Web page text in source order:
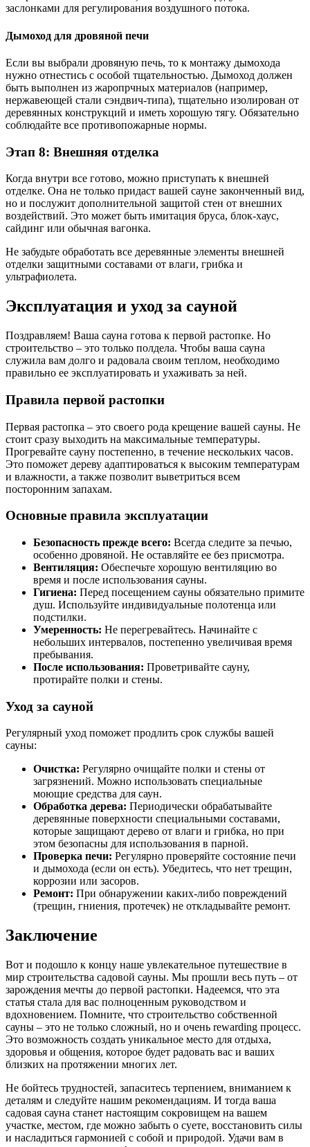
заслонками для регулирования воздушного потока.
Дымоход для дровяной печи
Если вы выбрали дровяную печь, то к монтажу дымохода
нужно отнестись с особой тщательностью. Дымоход должен
быть выполнен из жаропрчных материалов (например,
нержавеющей стали сэндвич-типа), тщательно изолирован от
деревянных конструкций и иметь хорошую тягу. Обязательно
соблюдайте все противопожарные нормы.
Этап 8: Внешняя отделка
Когда внутри все готово, можно приступать к внешней
отделке. Она не только придаст вашей сауне законченный вид,
но и послужит дополнительной защитой стен от внешних
воздействий. Это может быть имитация бруса, блок-хаус,
сайдинг или обычная вагонка.
Не забудьте обработать все деревянные элементы внешней
отделки защитными составами от влаги, грибка и
ультрафиолета.
Эксплуатация и уход за сауной
Поздравляем! Ваша сауна готова к первой растопке. Но
строительство – это только полдела. Чтобы ваша сауна
служила вам долго и радовала своим теплом, необходимо
правильно ее эксплуатировать и ухаживать за ней.
Правила первой растопки
Первая растопка – это своего рода крещение вашей сауны. Не
стоит сразу выходить на максимальные температуры.
Прогревайте сауну постепенно, в течение нескольких часов.
Это поможет дереву адаптироваться к высоким температурам
и влажности, а также позволит выветриться всем
посторонним запахам.
Основные правила эксплуатации
Безопасность прежде всего: Всегда следите за печью,
особенно дровяной. Не оставляйте ее без присмотра.
Вентиляция: Обеспечьте хорошую вентиляцию во
время и после использования сауны.
Гигиена: Перед посещением сауны обязательно примите
душ. Используйте индивидуальные полотенца или
подстилки.
Умеренность: Не перегревайтесь. Начинайте с
небольших интервалов, постепенно увеличивая время
пребывания.
После использования: Проветривайте сауну,
протирайте полки и стены.
Уход за сауной
Регулярный уход поможет продлить срок службы вашей
сауны:
Очистка: Регулярно очищайте полки и стены от
загрязнений. Можно использовать специальные
моющие средства для саун.
Обработка дерева: Периодически обрабатывайте
деревянные поверхности специальными составами,
которые защищают дерево от влаги и грибка, но при
этом безопасны для использования в парной.
Проверка печи: Регулярно проверяйте состояние печи
и дымохода (если он есть). Убедитесь, что нет трещин,
коррозии или засоров.
Ремонт: При обнаружении каких-либо повреждений
(трещин, гниения, протечек) не откладывайте ремонт.
Заключение
Вот и подошло к концу наше увлекательное путешествие в
мир строительства садовой сауны. Мы прошли весь путь – от
зарождения мечты до первой растопки. Надеемся, что эта
статья стала для вас полноценным руководством и
вдохновением. Помните, что строительство собственной
сауны – это не только сложный, но и очень rewarding процесс.
Это возможность создать уникальное место для отдыха,
здоровья и общения, которое будет радовать вас и ваших
близких на протяжении многих лет.
Не бойтесь трудностей, запаситесь терпением, вниманием к
деталям и следуйте нашим рекомендациям. И тогда ваша
садовая сауна станет настоящим сокровищем на вашем
участке, местом, где можно забыть о суете, восстановить силы
и насладиться гармонией с собой и природой. Удачи вам в